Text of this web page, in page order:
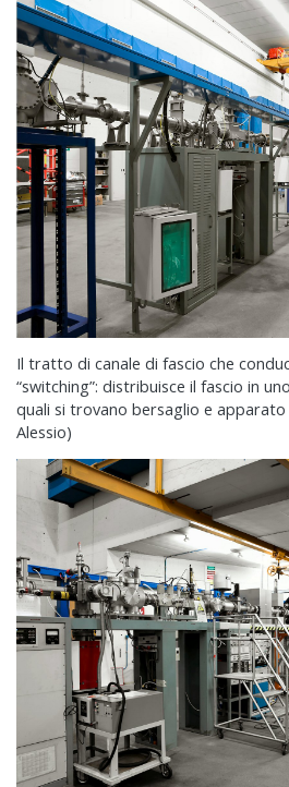
Il tratto di canale di fascio che
“switching”: distribuisce il fascio in
quali si trovano bersaglio e
Alessio)